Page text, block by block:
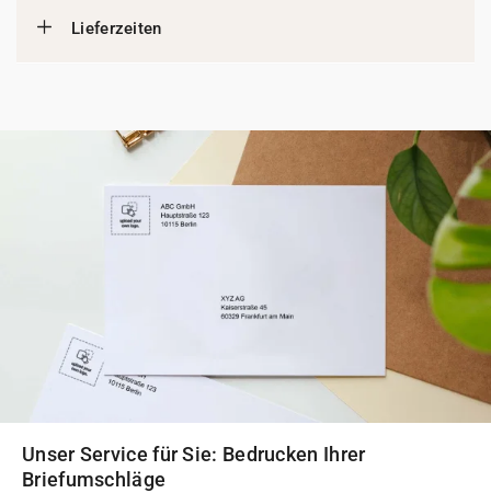
Lieferzeiten
Unser Service für Sie: Bedrucken Ihrer
Briefumschläge